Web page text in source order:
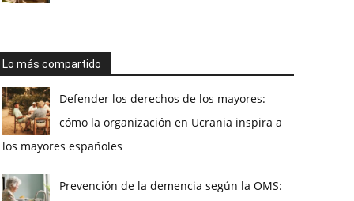
Lo más compartido
Defender los derechos de los mayores:
cómo la organización en Ucrania inspira a
los mayores españoles
Prevención de la demencia según la OMS: